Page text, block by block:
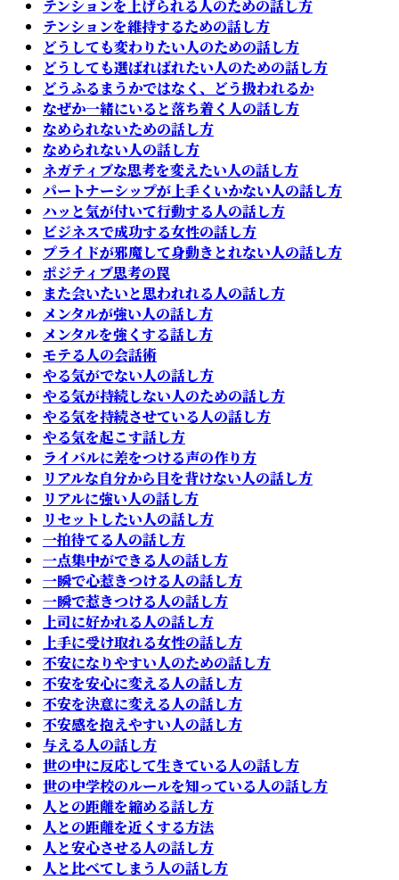
テンションを上げられる人のための話し方
テンションを維持するための話し方
どうしても変わりたい人のための話し方
どうしても選ばればれたい人のための話し方
どうふるまうかではなく、どう扱われるか
なぜか一緒にいると落ち着く人の話し方
なめられないための話し方
なめられない人の話し方
ネガティブな思考を変えたい人の話し方
パートナーシップが上手くいかない人の話し方
ハッと気が付いて行動する人の話し方
ビジネスで成功する女性の話し方
プライドが邪魔して身動きとれない人の話し方
ポジティブ思考の罠
また会いたいと思われれる人の話し方
メンタルが強い人の話し方
メンタルを強くする話し方
モテる人の会話術
やる気がでない人の話し方
やる気が持続しない人のための話し方
やる気を持続させている人の話し方
やる気を起こす話し方
ライバルに差をつける声の作り方
リアルな自分から目を背けない人の話し方
リアルに強い人の話し方
リセットしたい人の話し方
一拍待てる人の話し方
一点集中ができる人の話し方
一瞬で心惹きつける人の話し方
一瞬で惹きつける人の話し方
上司に好かれる人の話し方
上手に受け取れる女性の話し方
不安になりやすい人のための話し方
不安を安心に変える人の話し方
不安を決意に変える人の話し方
不安感を抱えやすい人の話し方
与える人の話し方
世の中に反応して生きている人の話し方
世の中学校のルールを知っている人の話し方
人との距離を縮める話し方
人との距離を近くする方法
人と安心させる人の話し方
人と比べてしまう人の話し方